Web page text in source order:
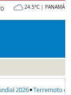
24.5°C | PANAMÁ
2026 Terremoto